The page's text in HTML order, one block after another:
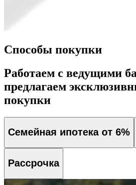
Способы покупки
Работаем с ведущими
предлагаем
покупки
Семейная ипотека от 6%
Рассрочка